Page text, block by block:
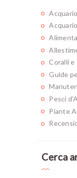
Coralli
Guide
Pesci
Piante
Cerca